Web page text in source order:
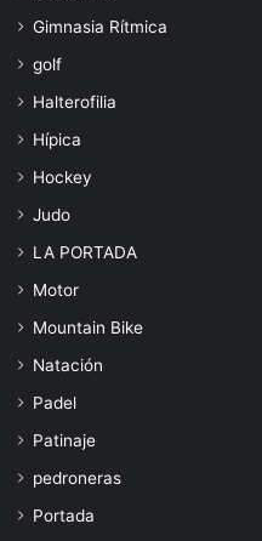
Gimnasia Rítmica
golf
Halterofilia
Hípica
Hockey
Judo
LA PORTADA
Motor
Mountain Bike
Natación
Padel
Patinaje
pedroneras
Portada